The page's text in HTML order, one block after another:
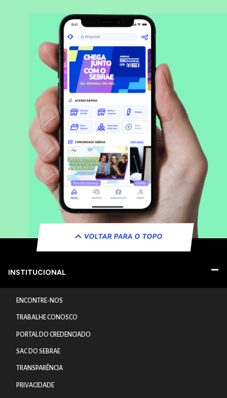
VOLTAR PARA O TOPO
INSTITUCIONAL
ENCONTRE-NOS
TRABALHE CONOSCO
PORTAL DO CREDENCIADO
SAC DO SEBRAE
TRANSPARÊNCIA
PRIVACIDADE